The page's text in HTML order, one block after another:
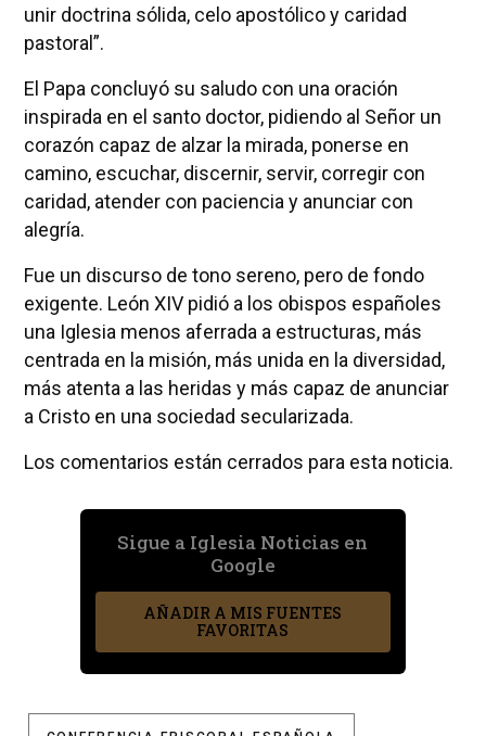
unir doctrina sólida, celo apostólico y caridad
pastoral”.
El Papa concluyó su saludo con una oración
inspirada en el santo doctor, pidiendo al Señor un
corazón capaz de alzar la mirada, ponerse en
camino, escuchar, discernir, servir, corregir con
caridad, atender con paciencia y anunciar con
alegría.
Fue un discurso de tono sereno, pero de fondo
exigente. León XIV pidió a los obispos españoles
una Iglesia menos aferrada a estructuras, más
centrada en la misión, más unida en la diversidad,
más atenta a las heridas y más capaz de anunciar
a Cristo en una sociedad secularizada.
Los comentarios están cerrados para esta noticia.
Sigue a Iglesia Noticias en
Google
AÑADIR A MIS FUENTES
FAVORITAS